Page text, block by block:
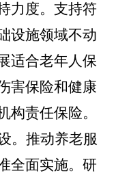
力度。支持符
设施领域不动
适合老年人保
害保险和健康
构责任保险。
。 推动养老服
全面实施。研